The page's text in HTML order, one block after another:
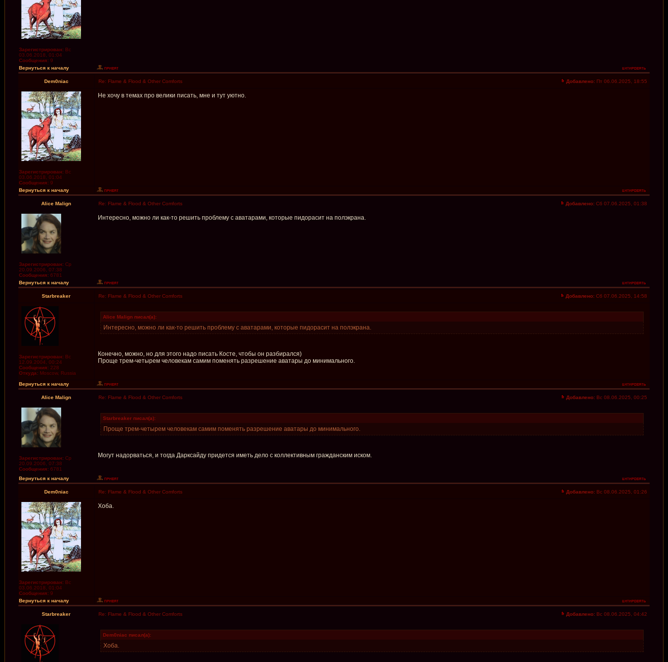
Зарегистрирован: Вс
03.06.2018, 01:04
Сообщения: 9
Вернуться к началу
Dem0niac Re: Flame & Flood & Other Comforts Добавлено: Пт 06.06.2025, 18:55
Зарегистрирован: Вс
03.06.2018, 01:04
Сообщения: 9
Не хочу в темах про велики писать, мне и тут уютно.
Вернуться к началу
Alice Malign Re: Flame & Flood & Other Comforts Добавлено: Сб 07.06.2025, 01:38
Зарегистрирован: Ср
20.09.2006, 07:38
Сообщения: 6781
Интересно, можно ли как-то решить проблему с аватарами, которые пидорасит на полэкрана.
Вернуться к началу
Starbreaker Re: Flame & Flood & Other Comforts Добавлено: Сб 07.06.2025, 14:58
Зарегистрирован: Вс
12.09.2004, 00:24
Сообщения: 228
Откуда: Moscow, Russia
Alice Malign писал(а):
Интересно, можно ли как-то решить проблему с аватарами, которые пидорасит на полэкрана.
Конечно, можно, но для этого надо писать Косте, чтобы он разбирался)
Проще трем-четырем человекам самим поменять разрешение аватары до минимального.
Вернуться к началу
Alice Malign Re: Flame & Flood & Other Comforts Добавлено: Вс 08.06.2025, 00:25
Зарегистрирован: Ср
20.09.2006, 07:38
Сообщения: 6781
Starbreaker писал(а):
Проще трем-четырем человекам самим поменять разрешение аватары до минимального.
Могут надорваться, и тогда Дарксайду придется иметь дело с коллективным гражданским иском.
Вернуться к началу
Dem0niac Re: Flame & Flood & Other Comforts Добавлено: Вс 08.06.2025, 01:26
Зарегистрирован: Вс
03.06.2018, 01:04
Сообщения: 9
Хоба.
Вернуться к началу
Starbreaker Re: Flame & Flood & Other Comforts Добавлено: Вс 08.06.2025, 04:42
Dem0niac писал(а):
Хоба.